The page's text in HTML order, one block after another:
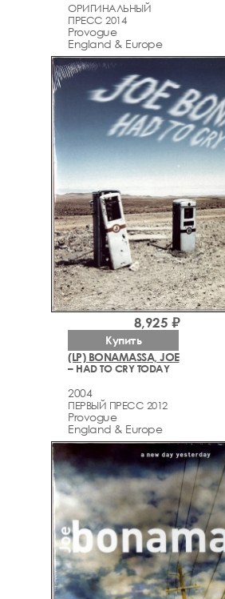
ОРИГИНАЛЬНЫЙ
ПРЕСС 2014
Provogue
England & Europe
(LP) BONAMASSA, JOE
– HAD TO CRY TODAY
2004
ПЕРВЫЙ ПРЕСС 2012
Provogue
England & Europe
8,925 ₽
Купить